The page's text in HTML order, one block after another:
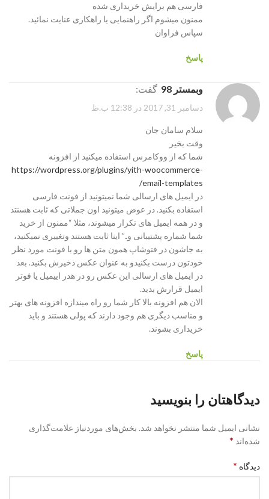
فارسی هم برایش خریداری شده
ممنون میشوم اگر راهنمایی یا راهکاری عنایت نمائید.
سپاس فراوان
پاسخ
وبمستر 98 گفت:
دسامبر 31, 2017 در 12:38 ب.ظ
سلام سامان جان
وقت بخیر
شما که از ووکامرس استفاده میکنید از افزونه
https://wordpress.org/plugins/yith-woocommerce-
email-templates/
در ایمیل های ارسالی شما نمیتونید از فونت فارسی
استفاده بکنید. در عوض میتونید اون جملاتی که ثابت هسنتد
و در همه ایمیل های تکرار میشوند، مثلا “ممنون از خرید
شما شماره پشتیبانی و..” اینا ثابت هستند وتغییری نمیکنید،
به جاشون در فتوشاپ همون متن ها رو با فونت مورد نظر
خودتون درست بکنیدو به عنوان عکس ذخیرش بکنید. بعد
در ایمیل های ارسالی این عکس رو در هدر اییمیل یا فوتر
ایمیل قرارش بدید.
الان هم افزونه بالا کار شما رو راه میندازه افزونه های بهتر
و مناسب دیگری هم وجود دارند که پولی هستند و باید
خریداری بشوند.
پاسخ
دیدگاهتان را بنویسید
نشانی ایمیل شما منتشر نخواهد شد. بخش‌های موردنیاز علامت‌گذاری
شده‌اند *
دیدگاه *